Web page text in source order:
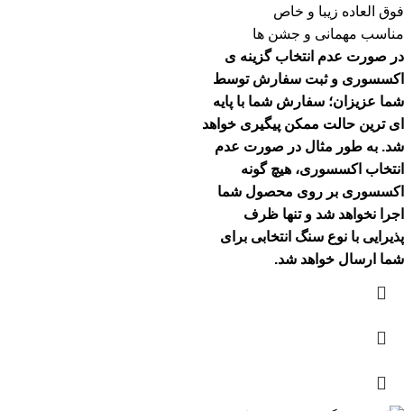
فوق العاده زیبا و خاص
مناسب مهمانی و جشن ها
در صورت عدم انتخاب گزینه ی
اکسسوری و ثبت سفارش توسط
شما عزیزان؛ سفارش شما با پایه
ای ترین حالت ممکن پیگیری خواهد
شد. به طور مثال در صورت عدم
انتخاب اکسسوری، هیچ گونه
اکسسوری بر روی محصول شما
اجرا نخواهد شد و تنها ظرف
پذیرایی با نوع سنگ انتخابی برای
شما ارسال خواهد شد.